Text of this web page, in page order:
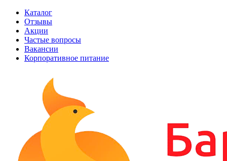
Каталог
Отзывы
Акции
Частые вопросы
Вакансии
Корпоративное питание